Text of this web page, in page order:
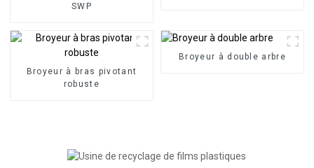
SWP
Broyeur à bras pivotant
robuste
Broyeur à double arbre